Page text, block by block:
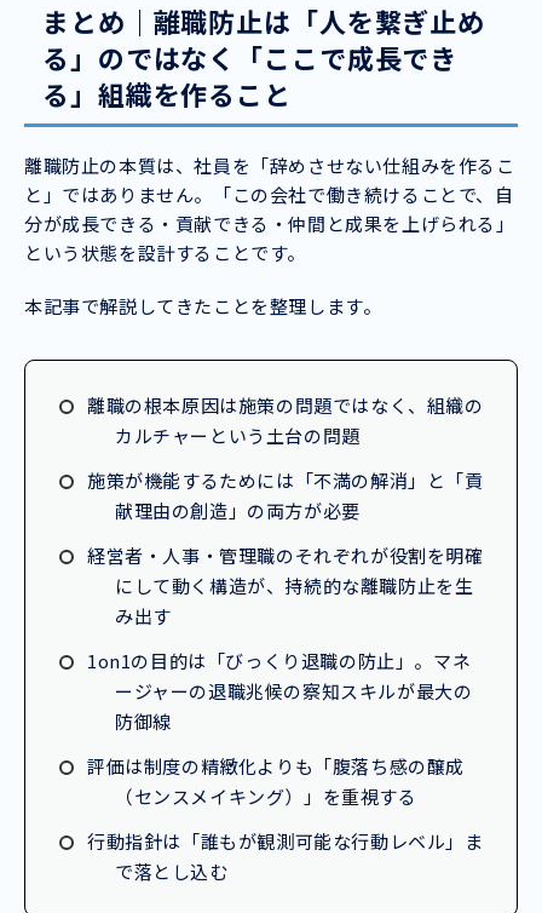
まとめ｜離職防止は「人を繋ぎ止め
る」のではなく「ここで成長でき
る」組織を作ること
離職防止の本質は、社員を「辞めさせない仕組みを作るこ
と」ではありません。「この会社で働き続けることで、自
分が成長できる・貢献できる・仲間と成果を上げられる」
という状態を設計することです。
本記事で解説してきたことを整理します。
離職の根本原因は施策の問題ではなく、組織の
カルチャーという土台の問題
施策が機能するためには「不満の解消」と「貢
献理由の創造」の両方が必要
経営者・人事・管理職のそれぞれが役割を明確
にして動く構造が、持続的な離職防止を生
み出す
1on1の目的は「びっくり退職の防止」。マネ
ージャーの退職兆候の察知スキルが最大の
防御線
評価は制度の精緻化よりも「腹落ち感の醸成
（センスメイキング）」を重視する
行動指針は「誰もが観測可能な行動レベル」ま
で落とし込む